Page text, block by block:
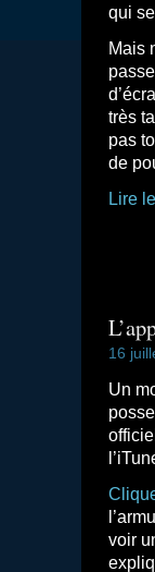
qui
Mais
très
pas
de
Lire
16
Un
voir